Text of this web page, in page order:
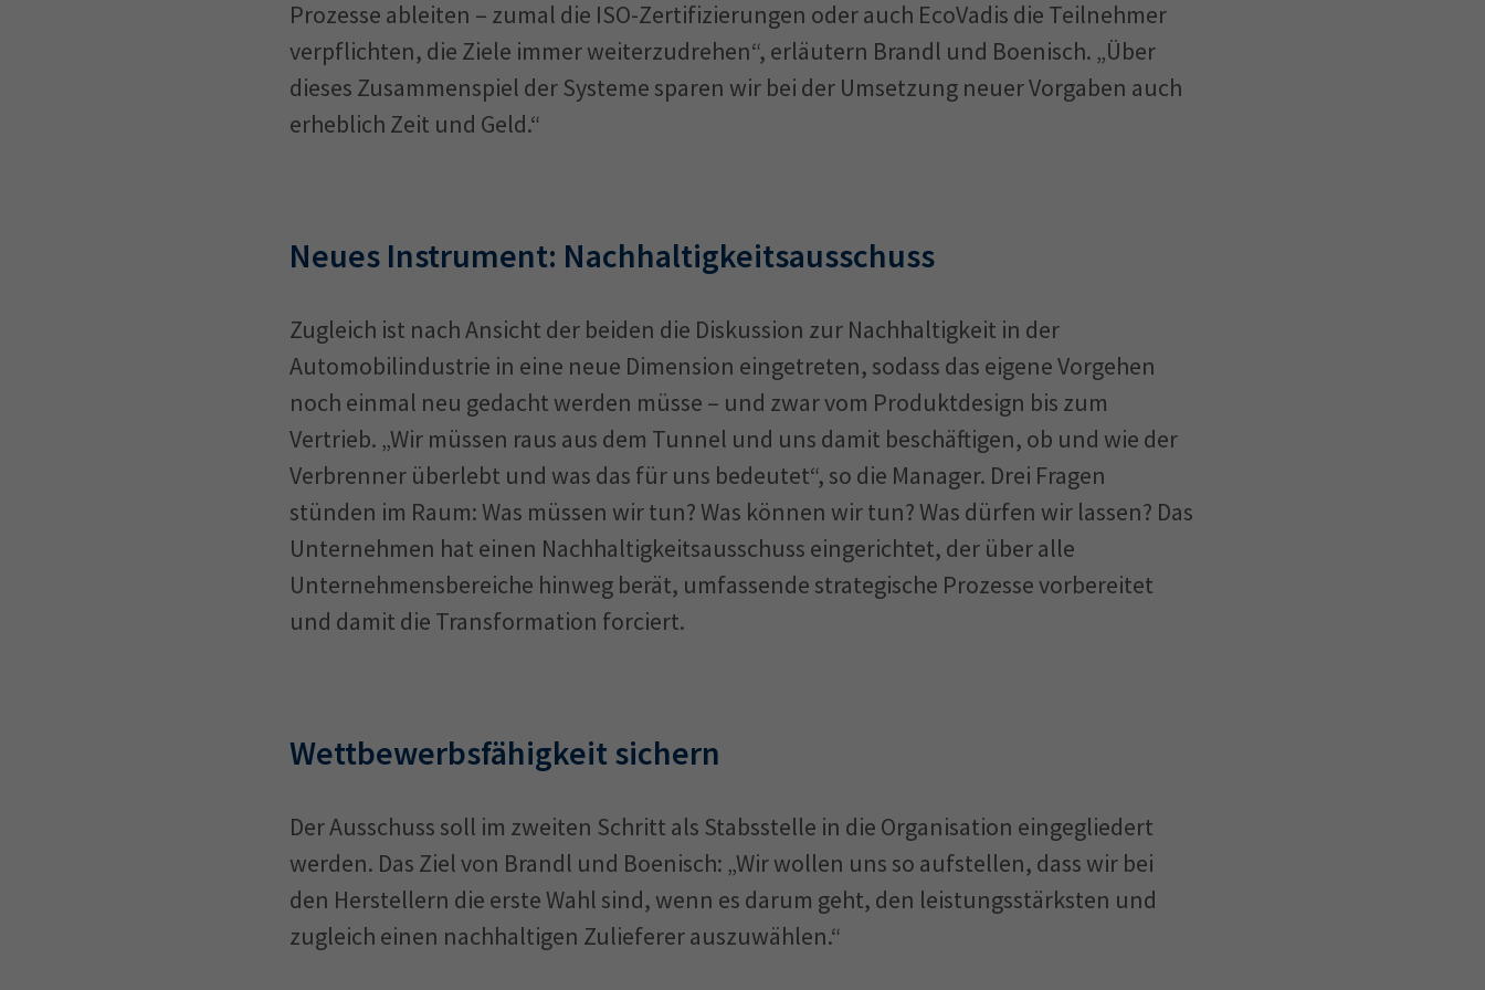
Prozesse ableiten – zumal die ISO-Zertifizierungen oder auch EcoVadis die Teilnehmer
verpflichten, die Ziele immer weiterzudrehen“, erläutern Brandl und Boenisch. „Über
dieses Zusammenspiel der Systeme sparen wir bei der Umsetzung neuer Vorgaben auch
erheblich Zeit und Geld.“
Neues Instrument: Nachhaltigkeitsausschuss
Zugleich ist nach Ansicht der beiden die Diskussion zur Nachhaltigkeit in der
Automobilindustrie in eine neue Dimension eingetreten, sodass das eigene Vorgehen
noch einmal neu gedacht werden müsse – und zwar vom Produktdesign bis zum
Vertrieb. „Wir müssen raus aus dem Tunnel und uns damit beschäftigen, ob und wie der
Verbrenner überlebt und was das für uns bedeutet“, so die Manager. Drei Fragen
stünden im Raum: Was müssen wir tun? Was können wir tun? Was dürfen wir lassen? Das
Unternehmen hat einen Nachhaltigkeitsausschuss eingerichtet, der über alle
Unternehmensbereiche hinweg berät, umfassende strategische Prozesse vorbereitet
und damit die Transformation forciert.
Wettbewerbsfähigkeit sichern
Der Ausschuss soll im zweiten Schritt als Stabsstelle in die Organisation eingegliedert
werden. Das Ziel von Brandl und Boenisch: „Wir wollen uns so aufstellen, dass wir bei
den Herstellern die erste Wahl sind, wenn es darum geht, den leistungsstärksten und
zugleich einen nachhaltigen Zulieferer auszuwählen.“